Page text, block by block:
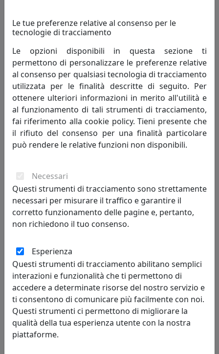
SET 6X BICCHIERE SURF 26018 BLU
Kaleidos
80,00 €
SET 6X BICCHIERE SURF 26019 GRIGIO
Kaleidos
80,00 €
Le tue preferenze relative al consenso per le
tecnologie di tracciamento
Le opzioni disponibili in questa sezione ti
permettono di personalizzare le preferenze relative
al consenso per qualsiasi tecnologia di tracciamento
utilizzata per le finalità descritte di seguito. Per
ottenere ulteriori informazioni in merito all'utilità e
al funzionamento di tali strumenti di tracciamento,
fai riferimento alla cookie policy. Tieni presente che
il rifiuto del consenso per una finalità particolare
può rendere le relative funzioni non disponibili.
Necessari
Questi strumenti di tracciamento sono strettamente
necessari per misurare il traffico e garantire il
corretto funzionamento delle pagine e, pertanto,
non richiedono il tuo consenso.
Esperienza
Questi strumenti di tracciamento abilitano semplici
interazioni e funzionalità che ti permettono di
accedere a determinate risorse del nostro servizio e
ti consentono di comunicare più facilmente con noi.
Questi strumenti ci permettono di migliorare la
qualità della tua esperienza utente con la nostra
piattaforme.